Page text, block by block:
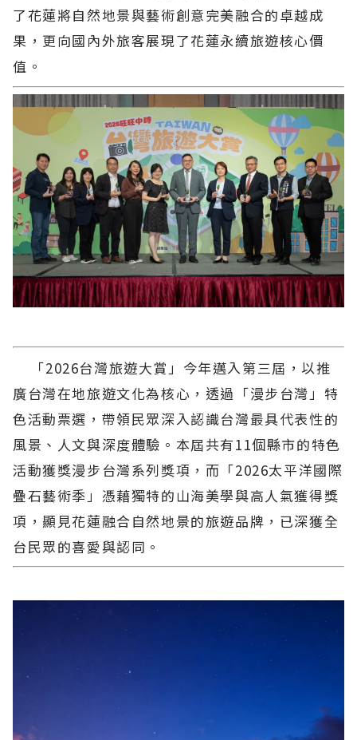
了花蓮將自然地景與藝術創意完美融合的卓越成
果，更向國內外旅客展現了花蓮永續旅遊核心價
值。
「2026台灣旅遊大賞」今年邁入第三屆，以推
廣台灣在地旅遊文化為核心，透過「漫步台灣」特
色活動票選，帶領民眾深入認識台灣最具代表性的
風景、人文與深度體驗。本屆共有11個縣市的特色
活動獲獎漫步台灣系列獎項，而「2026太平洋國際
疊石藝術季」憑藉獨特的山海美學與高人氣獲得獎
項，顯見花蓮融合自然地景的旅遊品牌，已深獲全
台民眾的喜愛與認同。